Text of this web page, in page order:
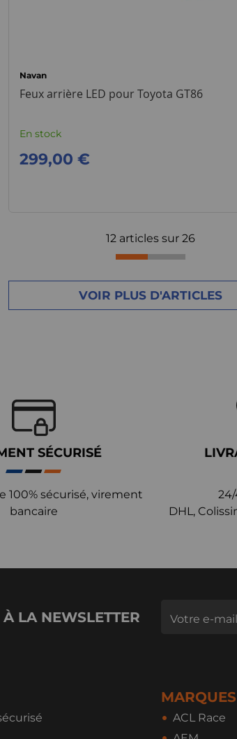
Navan
Feux arrière LED pour Toyota GT86
En stock
299,00 €
12 articles sur 26
VOIR PLUS D'ARTICLES
SÉCURISÉ
100% sécurisé, virement
bancaire
DHL,
LA NEWSLETTER
MARQUES
ACL Race